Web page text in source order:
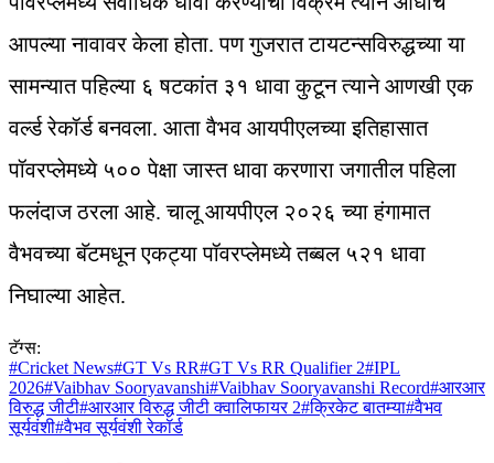
आपल्या नावावर केला होता. पण गुजरात टायटन्सविरुद्धच्या या
सामन्यात पहिल्या ६ षटकांत ३१ धावा कुटून त्याने आणखी एक
वर्ल्ड रेकॉर्ड बनवला. आता वैभव आयपीएलच्या इतिहासात
पॉवरप्लेमध्ये ५०० पेक्षा जास्त धावा करणारा जगातील पहिला
फलंदाज ठरला आहे. चालू आयपीएल २०२६ च्या हंगामात
वैभवच्या बॅटमधून एकट्या पॉवरप्लेमध्ये तब्बल ५२१ धावा
निघाल्या आहेत.
टॅग्स:
#Cricket News#GT Vs RR#GT Vs RR Qualifier 2#IPL
2026#Vaibhav Sooryavanshi#Vaibhav Sooryavanshi Record#आरआर
विरुद्ध जीटी#आरआर विरुद्ध जीटी क्वालिफायर 2#क्रिकेट बातम्या#वैभव
सूर्यवंशी#वैभव सूर्यवंशी रेकॉर्ड